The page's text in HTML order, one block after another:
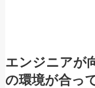
エンジニアが
の環境が合っ